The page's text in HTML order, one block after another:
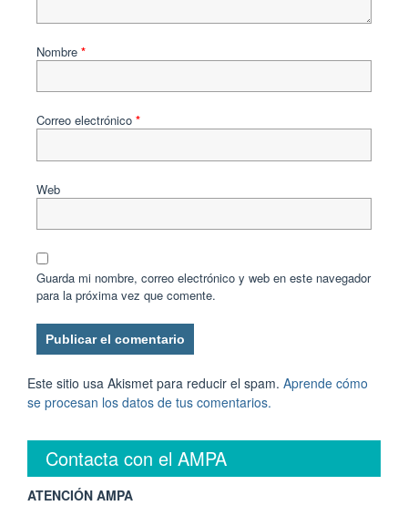
Nombre *
Correo electrónico *
Web
Guarda mi nombre, correo electrónico y web en este navegador
para la próxima vez que comente.
Este sitio usa Akismet para reducir el spam. Aprende cómo
se procesan los datos de tus comentarios.
Contacta con el AMPA
ATENCIÓN AMPA